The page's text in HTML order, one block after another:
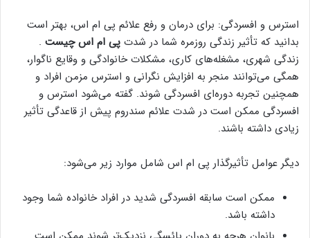
استرس و افسردگی: برای درمان و رفع علائم پی ام اس، بهتر است
بدانید که تأثیر زندگی روزمره شما در شدت پی ام اس چیست .
زندگی شهری، مشغله‌های کاری، مشکلات خانوادگی و وقایع ناگوار،
همگی می‌توانند منجر به افزایش نگرانی و استرس مزمن افراد و
همچنین تجربه دوره‌ای افسردگی شوند. گفته می‌شود استرس و
افسردگی ممکن است در شدت علائم سندروم پیش از قاعدگی تأثیر
زیادی داشته باشند.
دیگر عوامل تأثیرگذار پی ام اس شامل موارد زیر می‌شود:
ممکن است سابقه افسردگی شدید در افراد خانواده شما وجود
داشته باشد.